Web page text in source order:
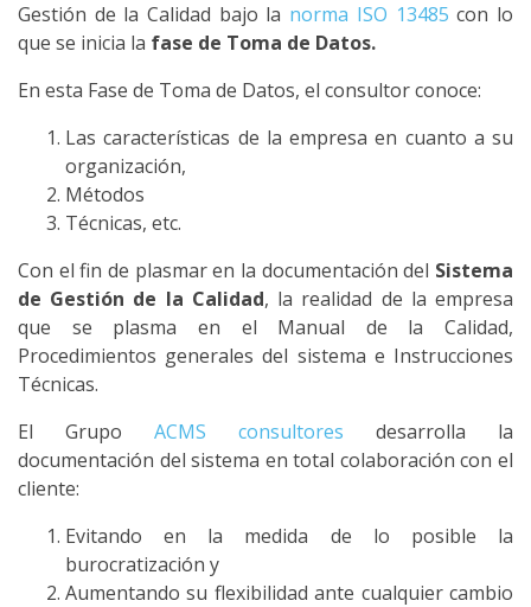
Gestión de la Calidad bajo la norma ISO 13485 con lo
que se inicia la fase de Toma de Datos.
En esta Fase de Toma de Datos, el consultor conoce:
Las características de la empresa en cuanto a su
organización,
Métodos
Técnicas, etc.
Con el fin de plasmar en la documentación del Sistema
de Gestión de la Calidad, la realidad de la empresa
que se plasma en el Manual de la Calidad,
Procedimientos generales del sistema e Instrucciones
Técnicas.
El Grupo ACMS consultores desarrolla la
documentación del sistema en total colaboración con el
cliente:
Evitando en la medida de lo posible la
burocratización y
Aumentando su flexibilidad ante cualquier cambio